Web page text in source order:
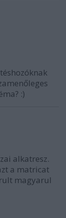
:)
alkatresz.
a matricat
magyarul